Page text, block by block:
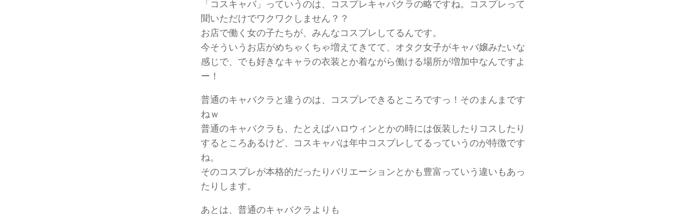
「コスキャバ」っていうのは、コスプレキャバクラの略ですね。コスプレって
聞いただけでワクワクしません？？
お店で働く女の子たちが、みんなコスプレしてるんです。
今そういうお店がめちゃくちゃ増えてきてて、オタク女子がキャバ嬢みたいな
感じで、でも好きなキャラの衣装とか着ながら働ける場所が増加中なんですよ
ー！
普通のキャバクラと違うのは、コスプレできるところですっ！そのまんまです
ねｗ
普通のキャバクラも、たとえばハロウィンとかの時には仮装したりコスしたり
するところあるけど、コスキャバは年中コスプレしてるっていうのが特徴です
ね。
そのコスプレが本格的だったりバリエーションとかも豊富っていう違いもあっ
たりします。
あとは、普通のキャバクラよりも